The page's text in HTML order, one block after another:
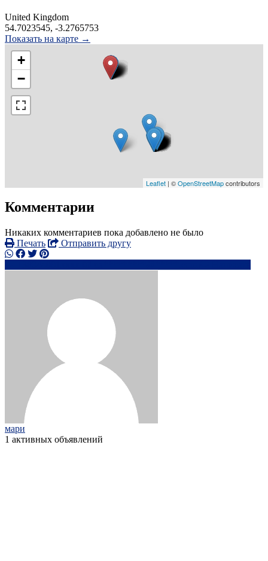
United Kingdom
54.7023545, -3.2765753
Показать на карте →
+
−
Leaflet | ©OpenStreetMapcontributors
Комментарии
Никаких комментариев пока добавлено не было
Печать
Отправить другу
мари
1 активных объявлений